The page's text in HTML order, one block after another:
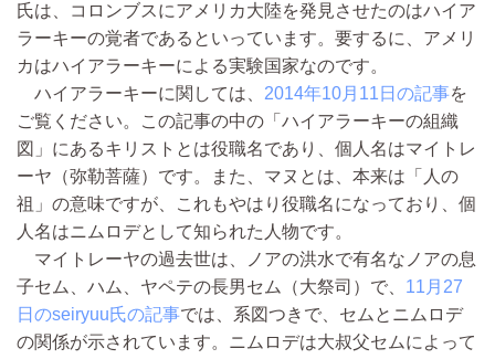
氏は、コロンブスにアメリカ大陸を発見させたのはハイア
ラーキーの覚者であるといっています。要するに、アメリ
カはハイアラーキーによる実験国家なのです。
ハイアラーキーに関しては、 2014年10月11日の記事を
ご覧ください。この記事の中の「ハイアラーキーの組織
図」にあるキリストとは役職名であり、個人名はマイトレ
ーヤ（弥勒菩薩）です。また、マヌとは、本来は「人の
祖」の意味ですが、これもやはり役職名になっており、個
人名はニムロデとして知られた人物です。
マイトレーヤの過去世は、ノアの洪水で有名なノアの息
子セム、ハム、ヤペテの長男セム（大祭司）で、 11月27
日のseiryuu氏の記事では、系図つきで、セムとニムロデ
の関係が示されています。ニムロデは大叔父セムによって